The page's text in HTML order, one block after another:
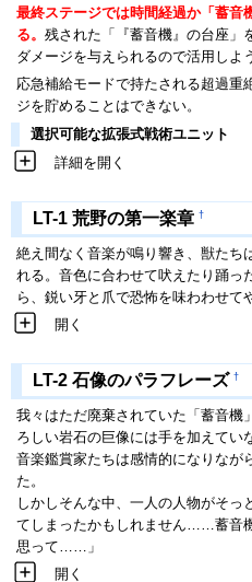
最終ステージでは時間経過か「蓄音
る。 残された「『蓄音機』の台座」
ダメージを与えられるので活用しよ
応急補給モードで持たされる超過重
ジを貯めることはできない。
選択可能な拡張式戦術ユニット
詳細を開く
LT-1 荒野の第一楽章 †
絶え間なく音楽が鳴り響き、獣たち
れる。音色に合わせて吠えたり踊っ
ら、鋭い牙と爪で恐怖を味わわせて
開く
LT-2 石像のパラフレーズ †
我々はただ廃棄されていた「蓄音機
ろしい岩石の巨像には手を加えてい
音楽鑑賞家たちは感情的になりなが
た。
しかしそんな中、一人の人物がそ
てしまったかもしれません……蓄音
思って……」
開く